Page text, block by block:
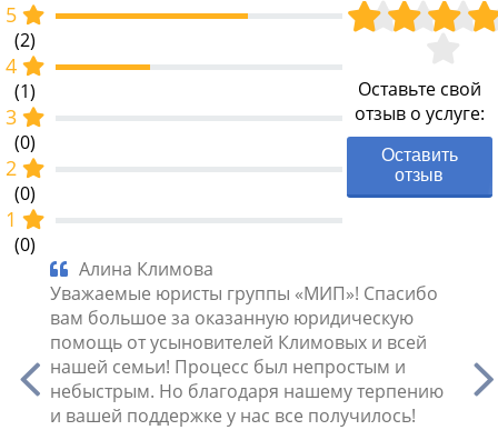
5
(2)
4
(1)
3
(0)
2
(0)
1
(0)
Оставьте свой
отзыв о услуге:
Оставить
отзыв
Алина Климова
Уважаемые юристы группы «МИП»! Спасибо
вам большое за оказанную юридическую
помощь от усыновителей Климовых и всей
нашей семьи! Процесс был непростым и
небыстрым. Но благодаря нашему терпению
и вашей поддержке у нас все получилось!